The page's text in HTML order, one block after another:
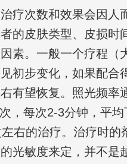
疗次数和效果会因人
的皮肤类型、皮损时
素。一般一个疗程（
初步变化，如果配合
有望恢复。照光频率
，每次2-3分钟，平
右的治疗。治疗时的
光敏度来定，并不是